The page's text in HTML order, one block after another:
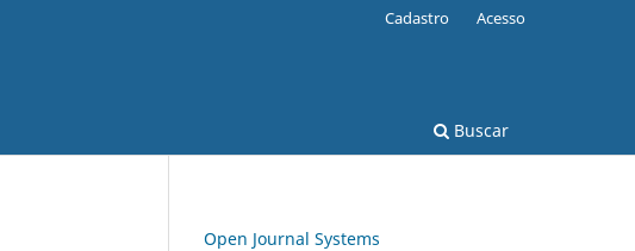
Buscar
Cadastro Acesso
Open Journal Systems